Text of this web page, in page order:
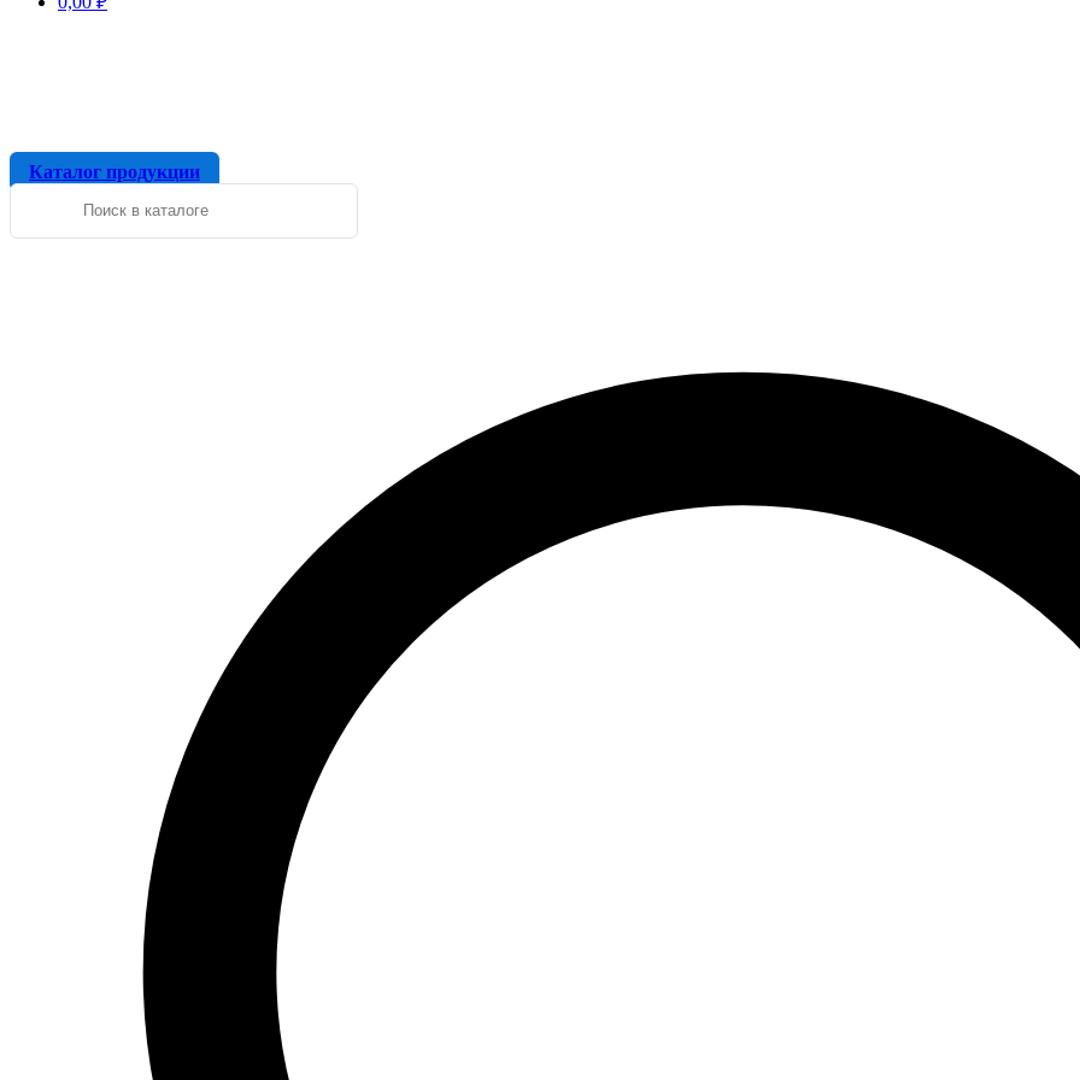
Каталог продукции